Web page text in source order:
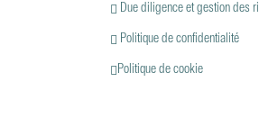
Due diligence et gestion des
Politique de confidentialité
Politique de cookie